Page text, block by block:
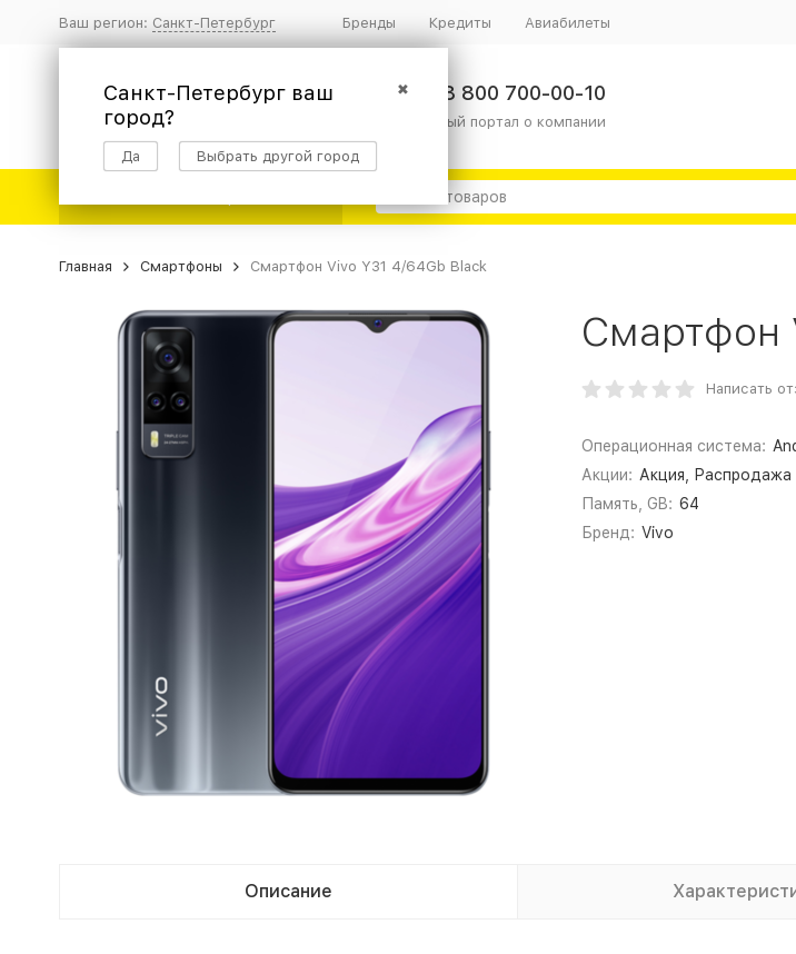
Ваш регион: Санкт-Петербург
✖
Санкт-Петербург ваш
город?
Да Выбрать другой город
Бренды Кредиты Авиабилеты
8 800 700-00-10
информационный портал о компании
Главная Смартфоны Смартфон Vivo Y31 4/64Gb Black
Смартфон
Написать
Операционная система:
Акции: Акция, Распродажа
Память, GB: 64
Бренд: Vivo
Описание